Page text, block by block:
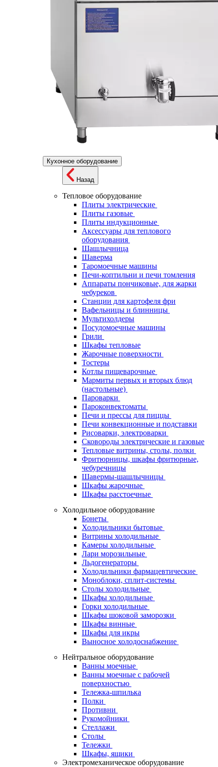
Кухонное оборудование
Назад
Тепловое оборудование
Плиты электрические
Плиты газовые
Плиты индукционные
Аксессуары для теплового
оборудования
Шашлычница
Шаверма
Таромоечные машины
Печи-коптильни и печи томления
Аппараты пончиковые, для жарки
чебуреков
Станции для картофеля фри
Вафельницы и блинницы
Мультихолдеры
Посудомоечные машины
Грили
Шкафы тепловые
Жарочные поверхности
Тостеры
Котлы пищеварочные
Мармиты первых и вторых блюд
(настольные)
Пароварки
Пароконвектоматы
Печи и прессы для пиццы
Печи конвекционные и подставки
Рисоварки, электроварки
Сковороды электрические и газовые
Тепловые витрины, столы, полки
Фритюрницы, шкафы фритюрные,
чебуречницы
Шавермы-шашлычницы
Шкафы жарочные
Шкафы расстоечные
Холодильное оборудование
Бонеты
Холодильники бытовые
Витрины холодильные
Камеры холодильные
Лари морозильные
Льдогенераторы
Холодильники фармацевтические
Моноблоки, сплит-системы
Столы холодильные
Шкафы холодильные
Горки холодильные
Шкафы шоковой заморозки
Шкафы винные
Шкафы для икры
Выносное холодоснабжение
Нейтральное оборудование
Ванны моечные
Ванны моечные с рабочей
поверхностью
Тележка-шпилька
Полки
Противни
Рукомойники
Стеллажи
Столы
Тележки
Шкафы, ящики
Электромеханическое оборудование